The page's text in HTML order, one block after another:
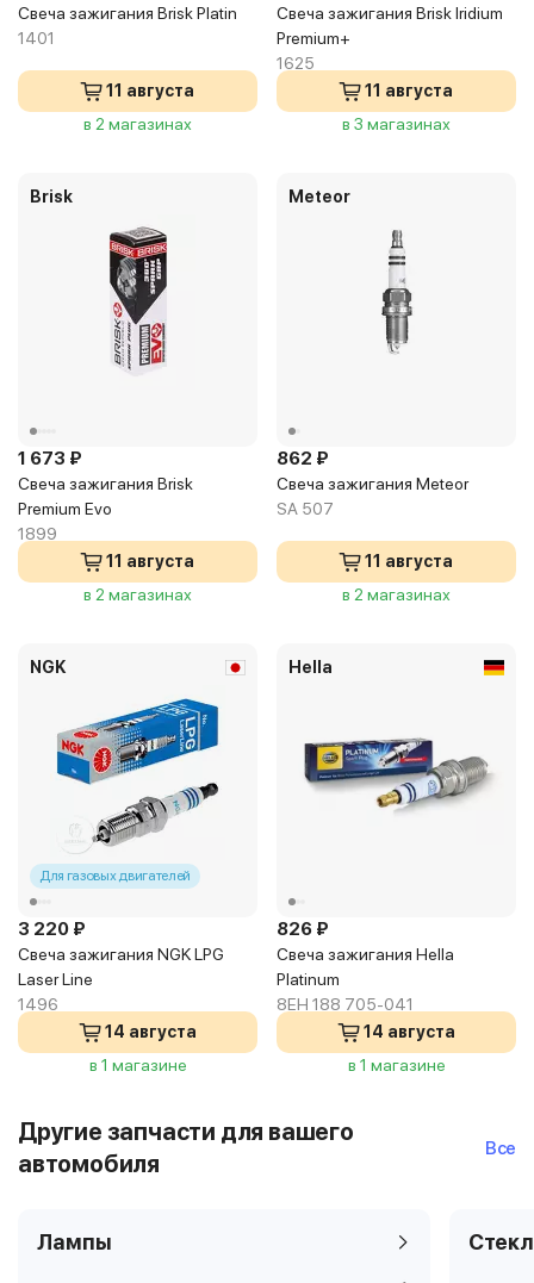
Свеча зажигания Brisk Platin
1401
11 августа
в 2 магазинах
Свеча зажигания Brisk Iridium
Premium+
1625
11 августа
в 3 магазинах
Brisk
1 673 ₽
Свеча зажигания Brisk
Premium Evo
1899
11 августа
в 2 магазинах
Meteor
862 ₽
Свеча зажигания Meteor
SA 507
11 августа
в 2 магазинах
NGK
Для газовых двигателей
3 220 ₽
Свеча зажигания NGK LPG
Laser Line
1496
14 августа
в 1 магазине
Hella
826 ₽
Свеча зажигания Hella
Platinum
8EH 188 705-041
14 августа
в 1 магазине
Другие запчасти для вашего
автомобиля
Все
Лампы